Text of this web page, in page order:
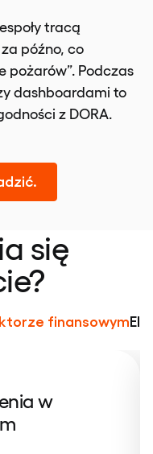
tracą
późno, co
pożarów”. Podczas
dashboardami to
z DORA.
się
finansowym
w